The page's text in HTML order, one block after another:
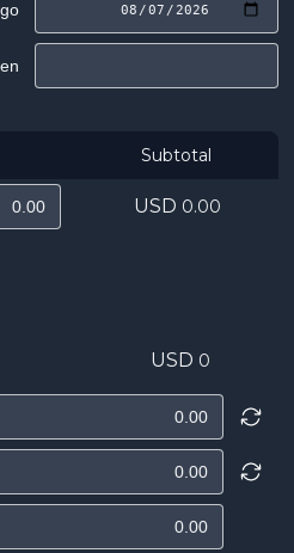
Subtotal
USD 0.00
USD 0